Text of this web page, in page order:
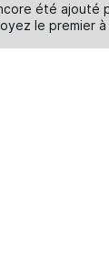
été ajouté
le premier